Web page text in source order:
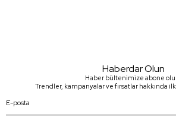
Haberdar Olun
Haber bültenimize abone
Trendler, kampanyalar ve fırsatlar hakkında